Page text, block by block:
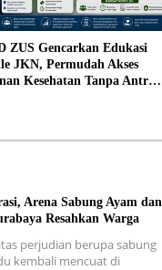
ZUS Gencarkan Edukasi
JKN, Permudah Akses
Kesehatan Tanpa Antre
Arena Sabung Ayam dan
Resahkan Warga
perjudian berupa sabung
kembali mencuat di